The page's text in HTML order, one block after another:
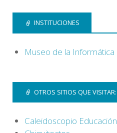
INSTITUCIONES
Museo de la Informática
OTROS SITIOS QUE VISITAR:
Caleidoscopio Educación